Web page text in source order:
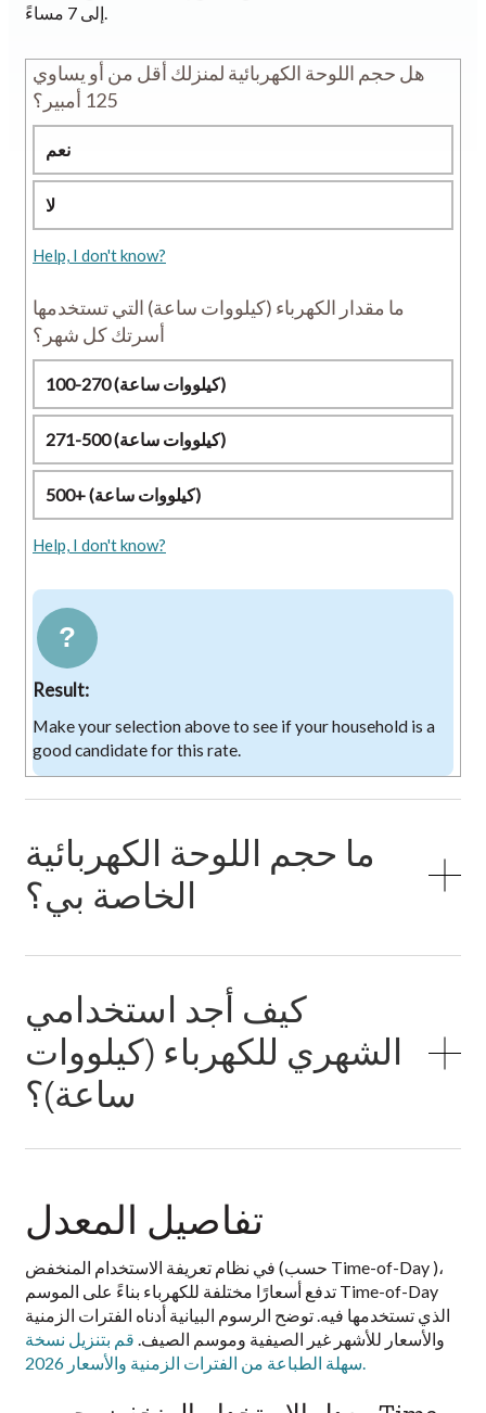
إلى 7 مساءً.
هل حجم اللوحة الكهربائية لمنزلك أقل من أو يساوي
125 أمبير؟
نعم
لا
Help, I don't know?
ما مقدار الكهرباء (كيلووات ساعة) التي تستخدمها
أسرتك كل شهر؟
100-270 (كيلووات ساعة)
271-500 (كيلووات ساعة)
500+ (كيلووات ساعة)
Help, I don't know?
?
Result:
Make your selection above to see if your household is a
good candidate for this rate.
ما حجم اللوحة الكهربائية
الخاصة بي؟
كيف أجد استخدامي
الشهري للكهرباء (كيلووات
ساعة)؟
تفاصيل المعدل
في نظام تعريفة الاستخدام المنخفض (حسب Time-of-Day )،
تدفع أسعارًا مختلفة للكهرباء بناءً على الموسم Time-of-Day
الذي تستخدمها فيه. توضح الرسوم البيانية أدناه الفترات الزمنية
والأسعار للأشهر غير الصيفية وموسم الصيف. قم بتنزيل نسخة
سهلة الطباعة من الفترات الزمنية والأسعار 2026.